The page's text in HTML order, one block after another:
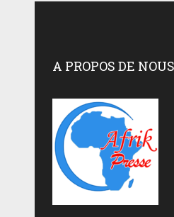
A PROPOS DE NOUS